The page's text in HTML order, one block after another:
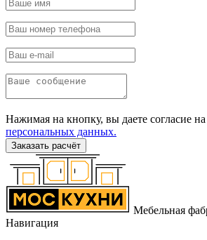
Нажимая на кнопку, вы даете согласие
персональных данных.
Заказать расчёт
Мебельная
Навигация